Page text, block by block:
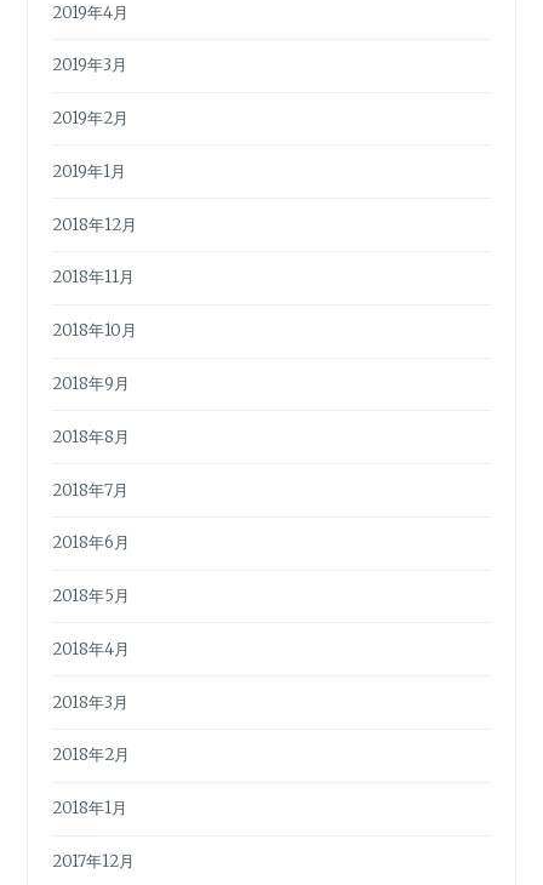
2019年4月
2019年3月
2019年2月
2019年1月
2018年12月
2018年11月
2018年10月
2018年9月
2018年8月
2018年7月
2018年6月
2018年5月
2018年4月
2018年3月
2018年2月
2018年1月
2017年12月